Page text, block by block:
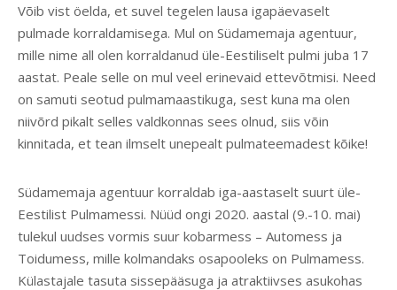
Võib vist öelda, et suvel tegelen lausa igapäevaselt
pulmade korraldamisega. Mul on Südamemaja agentuur,
mille nime all olen korraldanud üle-Eestiliselt pulmi juba 17
aastat. Peale selle on mul veel erinevaid ettevõtmisi. Need
on samuti seotud pulmamaastikuga, sest kuna ma olen
niivõrd pikalt selles valdkonnas sees olnud, siis võin
kinnitada, et tean ilmselt unepealt pulmateemadest kõike!
Südamemaja agentuur korraldab iga-aastaselt suurt üle-
Eestilist Pulmamessi. Nüüd ongi 2020. aastal (9.-10. mai)
tulekul uudses vormis suur kobarmess – Automess ja
Toidumess, mille kolmandaks osapooleks on Pulmamess.
Külastajale tasuta sissepääsuga ja atraktiivses asukohas